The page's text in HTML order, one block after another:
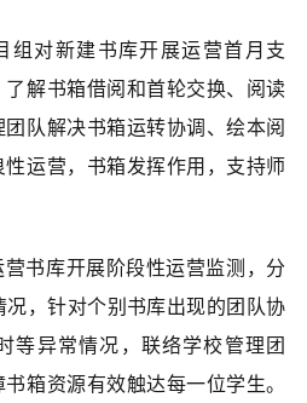
组对新建书库开展运营首月支
解书箱借阅和首轮交换、阅读
队解决书箱运转协调、绘本阅
运营，书箱发挥作用，支持师
书库开展阶段性运营监测，分
，针对个别书库出现的团队协
等异常情况，联络学校管理团
箱资源有效触达每一位学生。